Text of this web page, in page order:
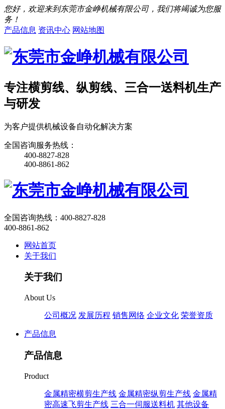
您好，欢迎来到东莞市金峥机械有限公司，我们将竭诚为您服
务！
产品信息 资讯中心 网站地图
专注横剪线、纵剪线、三合一送料机生产
与研发
为客户提供机械设备自动化解决方案
全国咨询服务热线：
400-8827-828
400-8861-862
全国咨询热线： 400-8827-828
400-8861-862
网站首页
关于我们
关于我们
About Us
公司概况 发展历程 销售网络 企业文化 荣誉资质
产品信息
产品信息
Product
金属精密横剪生产线 金属精密纵剪生产线 金属精
密高速飞剪生产线 三合一伺服送料机 其他设备